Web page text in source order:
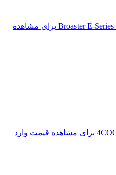
برای مشاهده
برای مشاهده قیمت وارد